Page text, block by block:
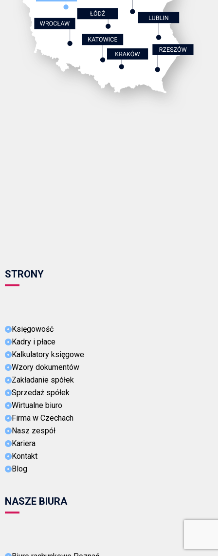
STRONY
Księgowość
Kadry i płace
Kalkulatory księgowe
Wzory dokumentów
Zakładanie spółek
Sprzedaż spółek
Wirtualne biuro
Firma w Czechach
Nasz zespół
Kariera
Kontakt
Blog
NASZE BIURA